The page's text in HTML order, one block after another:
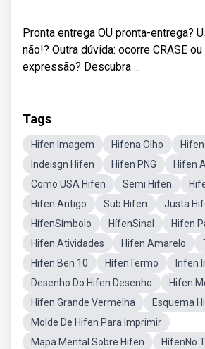
Pronta entrega OU pronta-entrega?
não!? Outra dúvida: ocorre CRASE
expressão? Descubra ...
Tags
Hifen Imagem Hifena Olho
Indeisgn Hifen
Hifen PNG
Hifen
Como USA Hifen
Semi Hifen
Hifen Antigo
Sub Hifen
Justa
HífenSímbolo
HífenSinal
Hifen
Hifen Atividades
Hifen Amarelo
Hifen Ben 10
HífenTermo
Infen
Desenho Do Hifen Desenho
Hifen
Hifen Grande Vermelha
Esquema
Molde De Hifen Para Imprimir
Mapa Mental Sobre Hifen
HífenNo